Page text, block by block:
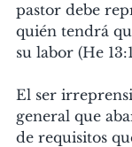
pastor debe
quién tendrá
su labor (He
El ser
general que
de requisitos